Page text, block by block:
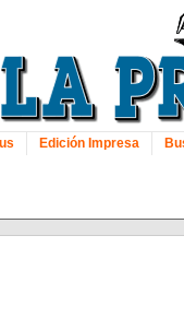
Edición Impresa